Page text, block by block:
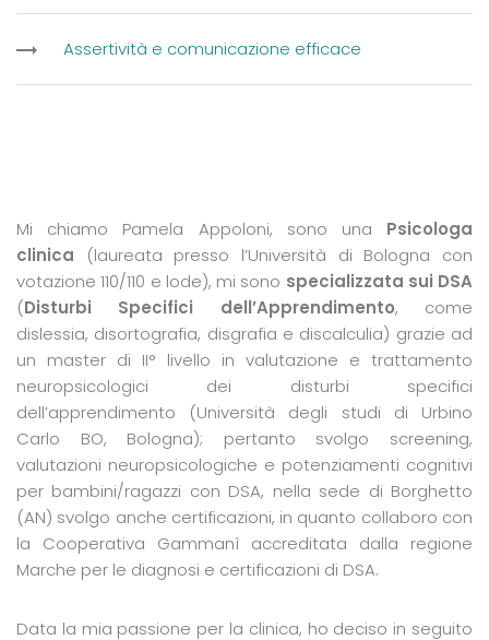
Assertività e comunicazione efficace
Mi chiamo Pamela Appoloni, sono una Psicologa
clinica (laureata presso l’Università di Bologna con
votazione 110/110 e lode), mi sono specializzata sui DSA
(Disturbi Specifici dell’Apprendimento, come
dislessia, disortografia, disgrafia e discalculia) grazie ad
un master di II° livello in valutazione e trattamento
neuropsicologici dei disturbi specifici
dell’apprendimento (Università degli studi di Urbino
Carlo BO, Bologna); pertanto svolgo screening,
valutazioni neuropsicologiche e potenziamenti cognitivi
per bambini/ragazzi con DSA, nella sede di Borghetto
(AN) svolgo anche certificazioni, in quanto collaboro con
la Cooperativa Gammanì accreditata dalla regione
Marche per le diagnosi e certificazioni di DSA.
Data la mia passione per la clinica, ho deciso in seguito